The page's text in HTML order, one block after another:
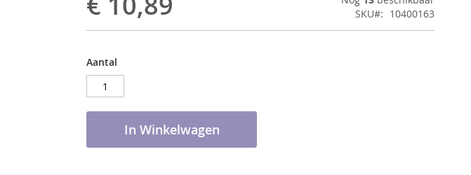
SKU
10400163
Aantal
In Winkelwagen